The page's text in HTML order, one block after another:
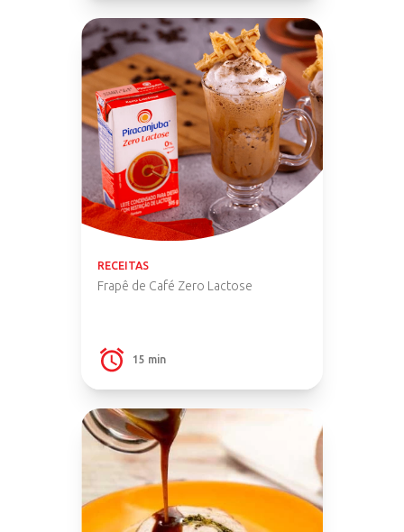
RECEITAS
Frapê de Café Zero Lactose
15 min